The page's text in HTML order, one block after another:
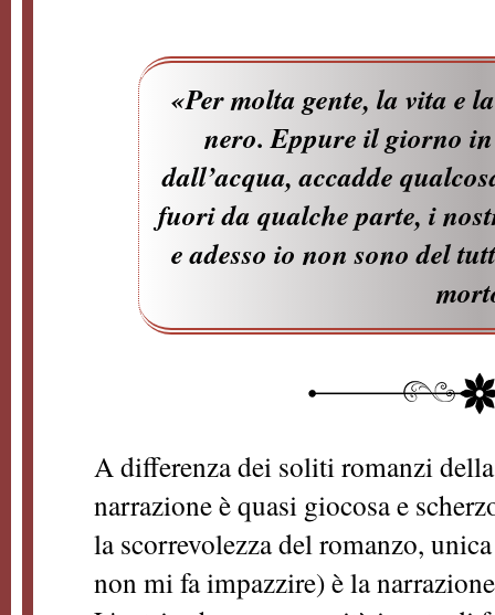
«Per molta gente, la vita e
nero. Eppure il giorno
dall’acqua, accadde
fuori da qualche parte, i
e adesso io non sono del
A differenza dei soliti romanzi
narrazione è quasi giocosa e
la scorrevolezza del romanzo,
non mi fa impazzire) è la